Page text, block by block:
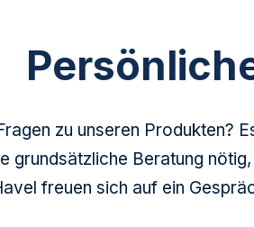
zu unseren Produkten?
grundsätzliche Beratung
freuen sich auf ein